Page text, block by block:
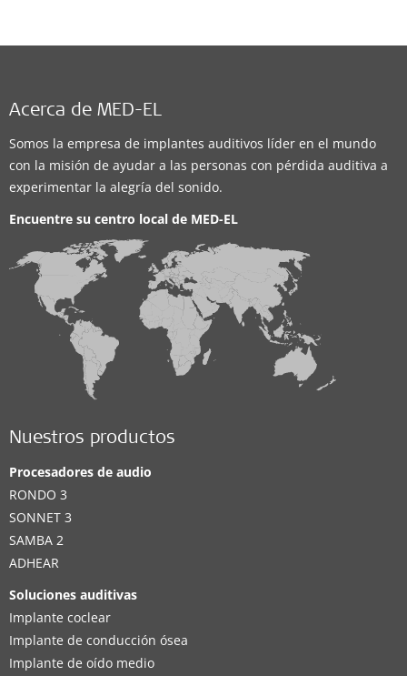
Acerca de MED-EL
Somos la empresa de implantes auditivos líder en el mundo
con la misión de ayudar a las personas con pérdida auditiva a
experimentar la alegría del sonido.
Encuentre su centro local de MED-EL
Nuestros productos
Procesadores de audio
RONDO 3
SONNET 3
SAMBA 2
ADHEAR
Soluciones auditivas
Implante coclear
Implante de conducción ósea
Implante de oído medio